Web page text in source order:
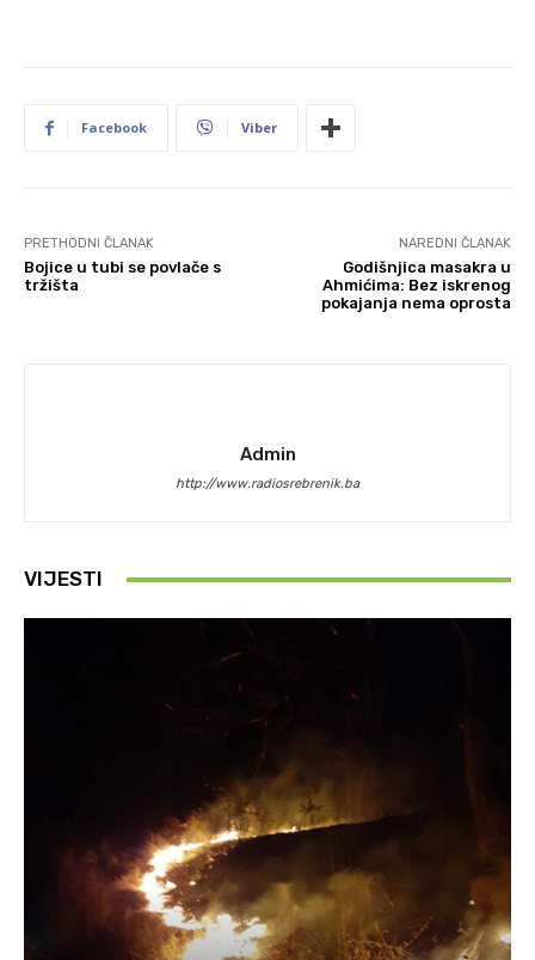
Facebook Viber
PRETHODNI ČLANAK
Bojice u tubi se povlače s
tržišta
NAREDNI ČLANAK
Godišnjica masakra u
Ahmićima: Bez iskrenog
pokajanja nema oprosta
Admin
http://www.radiosrebrenik.ba
VIJESTI